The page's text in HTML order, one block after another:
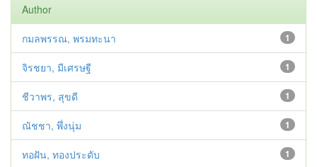
Author
1
กมลพรรณ, พรมทะนา
1
จิรชยา, มีเศรษฐี
1
ชีวาพร, สุขดี
1
ณัชชา, พึ่งนุ่ม
1
ทอฝัน, ทองประดับ